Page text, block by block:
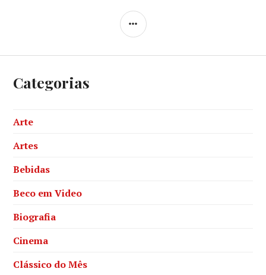
SIDEBAR
Categorias
Arte
Artes
Bebidas
Beco em Video
Biografia
Cinema
Clássico do Mês